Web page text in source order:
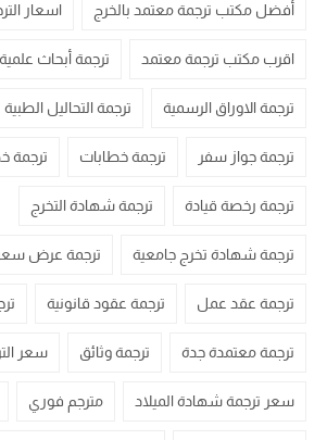
أفضل مكتب ترجمة معتمد بالخرج اسعار
اقرب مكتب ترجمة معتمد ترجمة أبحاث علمية
ترجمة الاوراق الرسمية ترجمة التحاليل الطبية
ترجمة جواز سفر ترجمة خطابات ترجمة
ترجمة رخصة قيادة ترجمة شهادة التخرج
ترجمة شهادة تخرج جامعية ترجمة عرض
ترجمة عقد عمل ترجمة عقود قانونية
ترجمة معتمدة جدة ترجمة وثائق سعر
سعر ترجمة شهادة الميلاد مترجم فوري